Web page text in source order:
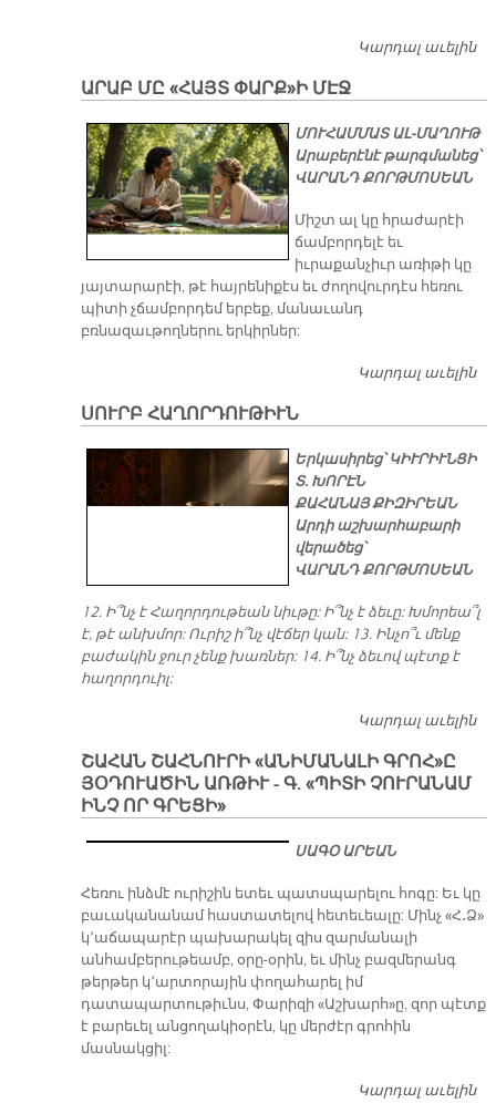
Կարդալ աւելին
ԱՐԱԲ ՄԸ «ՀԱՅՏ ՓԱՐՔ»Ի ՄԷՋ
ՄՈՒՀԱՄՄԱՏ ԱԼ-ՄԱՂՈՒԹ
Արաբերէնէ թարգմանեց՝
ՎԱՐԱՆԴ ՔՈՐԹՄՈՍԵԱՆ
Միշտ ալ կը հրաժարէի
ճամբորդելէ եւ
իւրաքանչիւր առիթի կը
յայտարարէի, թէ հայրենիքէս եւ ժողովուրդէս հեռու
պիտի չճամբորդեմ երբեք, մանաւանդ
բռնազաւթողներու երկիրներ:
Կարդալ աւելին
ՍՈՒՐԲ ՀԱՂՈՐԴՈՒԹԻՒՆ
Երկասիրեց՝ ԿԻՒՐԻՒՆՑԻ
Տ. ԽՈՐԷՆ
ՔԱՀԱՆԱՅ ՔԻԶԻՐԵԱՆ
Արդի աշխարհաբարի
վերածեց՝
ՎԱՐԱՆԴ ՔՈՐԹՄՈՍԵԱՆ
12. Ի՞նչ է Հաղորդութեան նիւթը: Ի՞նչ է ձեւը: Խմորեա՞լ
է, թէ անխմոր: Ուրիշ ի՞նչ վէճեր կան: 13. Ինչո՞ւ մենք
բաժակին ջուր չենք խառներ: 14. Ի՞նչ ձեւով պէտք է
հաղորդուիլ:
Կարդալ աւելին
ՇԱՀԱՆ ՇԱՀՆՈՒՐԻ «ԱՆԻՄԱՆԱԼԻ ԳՐՈՀ»Ը
ՅՕԴՈՒԱԾԻՆ ԱՌԹԻՒ - Գ. «ՊԻՏԻ ՉՈՒՐԱՆԱՄ
ԻՆՉ ՈՐ ԳՐԵՑԻ»
ՍԱԳՕ ԱՐԵԱՆ
Հեռու ինձմէ ուրիշին ետեւ պատսպարելու հոգը: Եւ կը
բաւականանամ հաստատելով հետեւեալը: Մինչ «Հ․Ձ»
կ՚աճապարէր պախարակել զիս զարմանալի
անհամբերութեամբ, օրը-օրին, եւ մինչ բազմերանգ
թերթեր կ՚արտորային փողահարել իմ
դատապարտութիւնս, Փարիզի «Աշխարհ»ը, զոր պէտք
է բարեւել անցողակիօրէն, կը մերժէր գրոհին
մասնակցիլ:
Կարդալ աւելին